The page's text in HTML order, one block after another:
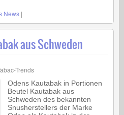
News |
aus Schweden
Trends
Odens Kautabak in Portionen
Beutel Kautabak aus
Schweden des bekannten
Snusherstellers der Marke